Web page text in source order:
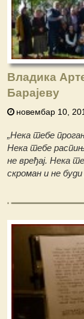
Владика
Барајеву
новембар 10,
„Нека тебе
Нека тебе
не вређај. Нека
скроман и не